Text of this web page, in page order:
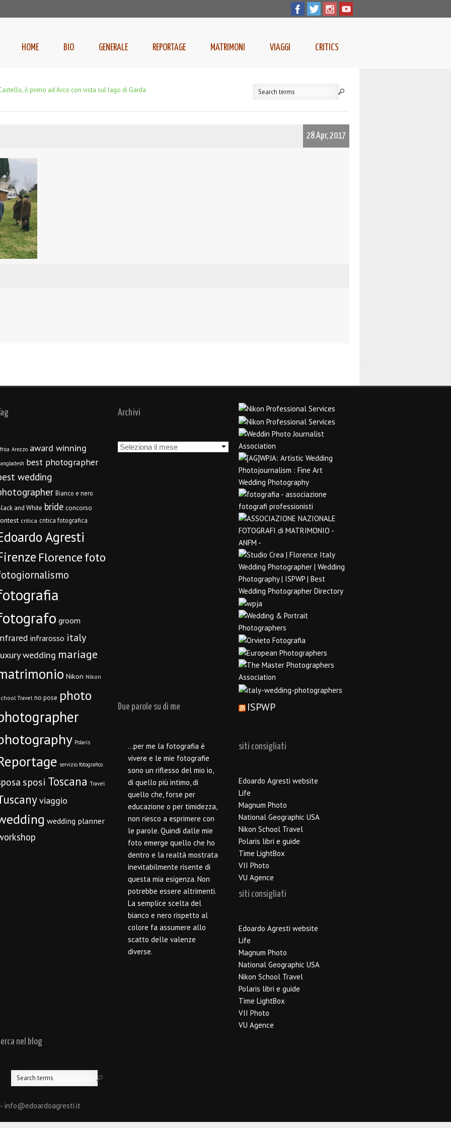
HOME BIO GENERALE REPORTAGE MATRIMONI VIAGGI CRITICS
il primo ad Arco con vista sul lago di Garda
28 Apr, 2017
Arezzo award winning
best photographer
wedding
Bianco e nero
and White bride concorso
critica critica fotografica
Agresti
Florencefoto
groom
infrarosso italy
wedding mariage
Nikon Nikon
Travel no pose photo
Polaris
servizio fotografico
sposi Toscana Travel
viaggio
wedding planner
Archivi
Archivi
Due parole su di me
…per me la fotografia è
vivere e le mie fotografie
sono un riflesso del mio io,
di quello più intimo, di
quello che, forse per
educazione o per timidezza,
non riesco a esprimere con
le parole. Quindi dalle mie
foto emerge quello che ho
dentro e la realtà mostrata
inevitabilmente risente di
questa mia esigenza. Non
potrebbe essere altrimenti.
La semplice scelta del
bianco e nero rispetto al
colore fa assumere allo
scatto delle valenze
diverse.
ISPWP
siti consigliati
Edoardo Agresti website
Life
Magnum Photo
National Geographic USA
Nikon School Travel
Polaris libri e guide
Time LightBox
VII Photo
VU Agence
siti consigliati
Edoardo Agresti website
Life
Magnum Photo
National Geographic USA
Nikon School Travel
Polaris libri e guide
Time LightBox
VII Photo
VU Agence
nel blog
info@edoardoagresti.it